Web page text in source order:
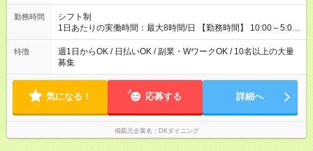
勤務時間
シフト制
1日あたりの実働時間：最大8時間/日 【勤務時間】 10:00～5:00
※上記時間から1日3時間～/週1日～OK◎ ※22時以降勤務は、18
歳以上(法令による) ■自由シフト制
特徴
週1日からOK / 日払いOK / 副業・WワークOK / 10名以上の大量
募集
気になる！ 応募する 詳細へ
掲載元企業名 DKダイニング